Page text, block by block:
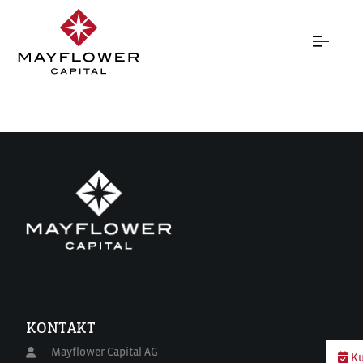
KONTAKT
Mayflower Capital AG